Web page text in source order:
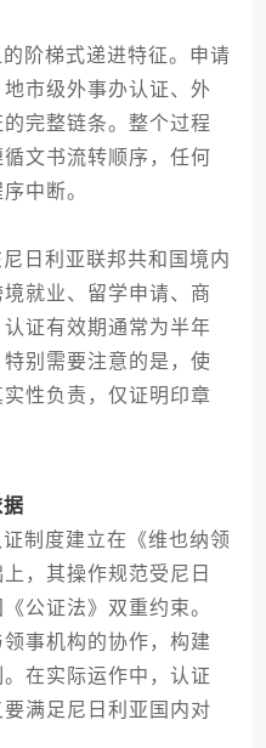
梯式递进特征。申请
市级外事办认证、外
完整链条。整个过程
文书流转顺序，任何
中断。
利亚联邦共和国境内
就业、留学申请、商
证有效期通常为半年
别需要注意的是，使
性负责，仅证明印章
度建立在《维也纳领
，其操作规范受尼日
公证法》双重约束。
事机构的协作，构建
在实际运作中，认证
满足尼日利亚国内对